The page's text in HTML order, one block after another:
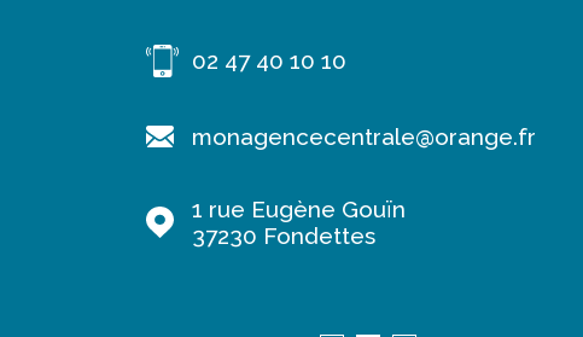
02 47 40 10 10
monagencecentrale@orange.fr
1 rue Eugène Gouïn
37230
Fondettes